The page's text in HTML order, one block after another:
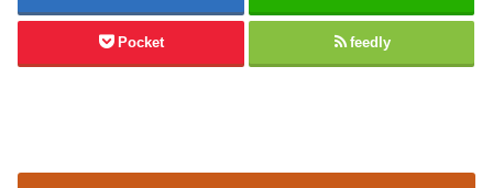
Pocket feedly